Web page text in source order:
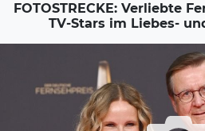
FOTOSTRECKE: Verliebte
TV-Stars im Liebes-